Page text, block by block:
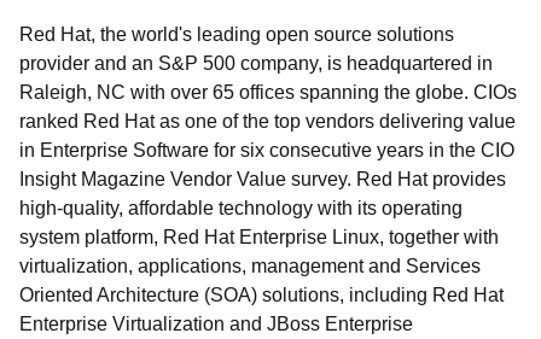
Red Hat, the world's leading open source solutions
provider and an S&P 500 company, is headquartered in
Raleigh, NC with over 65 offices spanning the globe. CIOs
ranked Red Hat as one of the top vendors delivering value
in Enterprise Software for six consecutive years in the CIO
Insight Magazine Vendor Value survey. Red Hat provides
high-quality, affordable technology with its operating
system platform, Red Hat Enterprise Linux, together with
virtualization, applications, management and Services
Oriented Architecture (SOA) solutions, including Red Hat
Enterprise Virtualization and JBoss Enterprise